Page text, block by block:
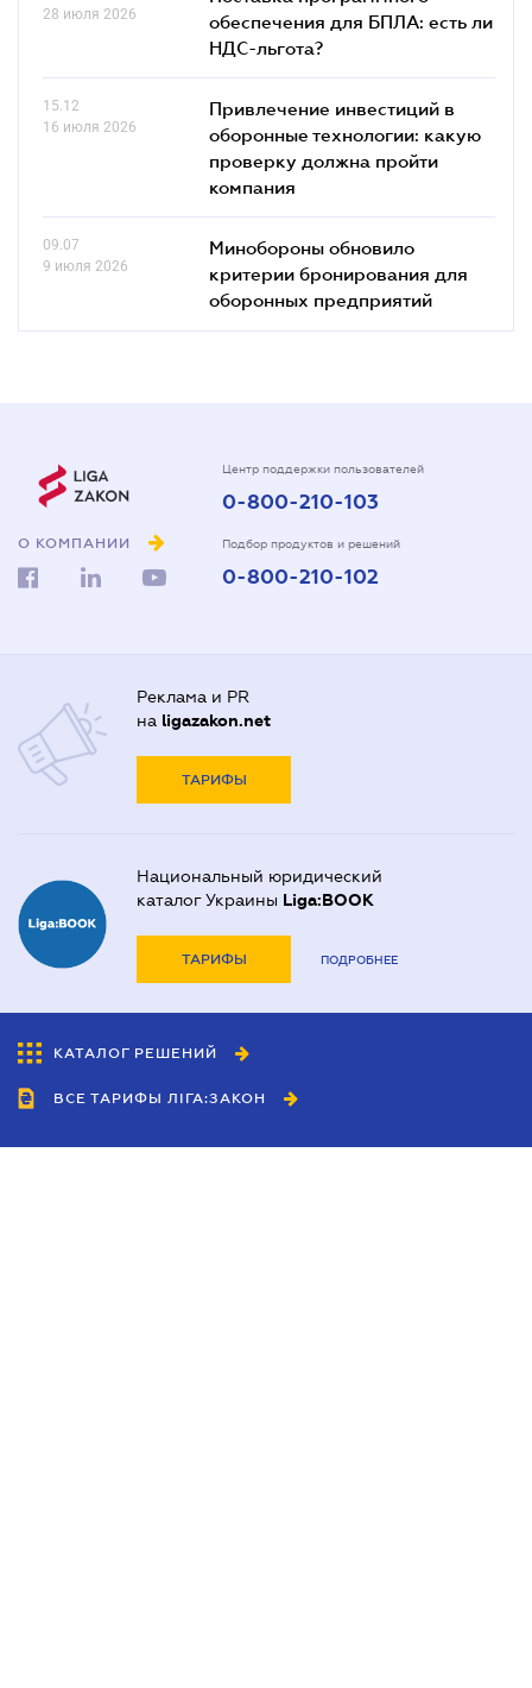
28 июля 2026
обеспечения для БПЛА: есть ли
НДС-льгота?
15.12
16 июля 2026
Привлечение инвестиций в
оборонные технологии: какую
проверку должна пройти
компания
09.07
9 июля 2026
Минобороны обновило
критерии бронирования для
оборонных предприятий
О КОМПАНИИ
Центр поддержки пользователей
0-800-210-103
Подбор продуктов и решений
0-800-210-102
Реклама и PR
на ligazakon.net
ТАРИФЫ
Национальный юридический
каталог Украины Liga:BOOK
ТАРИФЫ ПОДРОБНЕЕ
КАТАЛОГ РЕШЕНИЙ
ВСЕ ТАРИФЫ ЛІГА:ЗАКОН